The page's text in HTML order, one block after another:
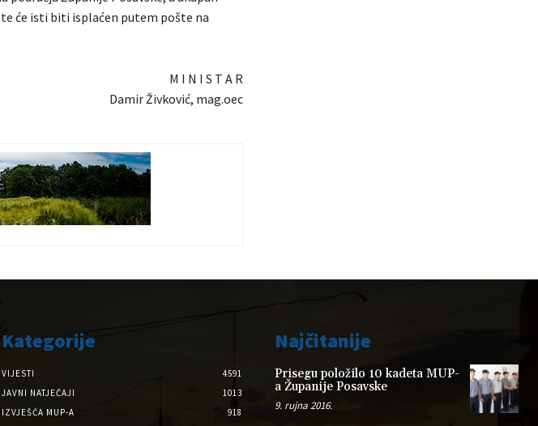
te će isti biti isplaćen putem pošte na
M I N I S T A R
Damir Živković, mag.oec
Kategorije
VIJESTI
4591
JAVNI NATJEČAJI
1013
IZVJEŠĆA MUP-A
918
Najčitanije
Prisegu položilo 10 kadeta MUP-
a Županije Posavske
9. rujna 2016.